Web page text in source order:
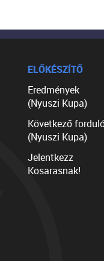
ELŐKÉSZÍTŐ
Eredmények
(Nyuszi Kupa)
Következő
(Nyuszi Kupa)
Jelentkezz
Kosarasnak!